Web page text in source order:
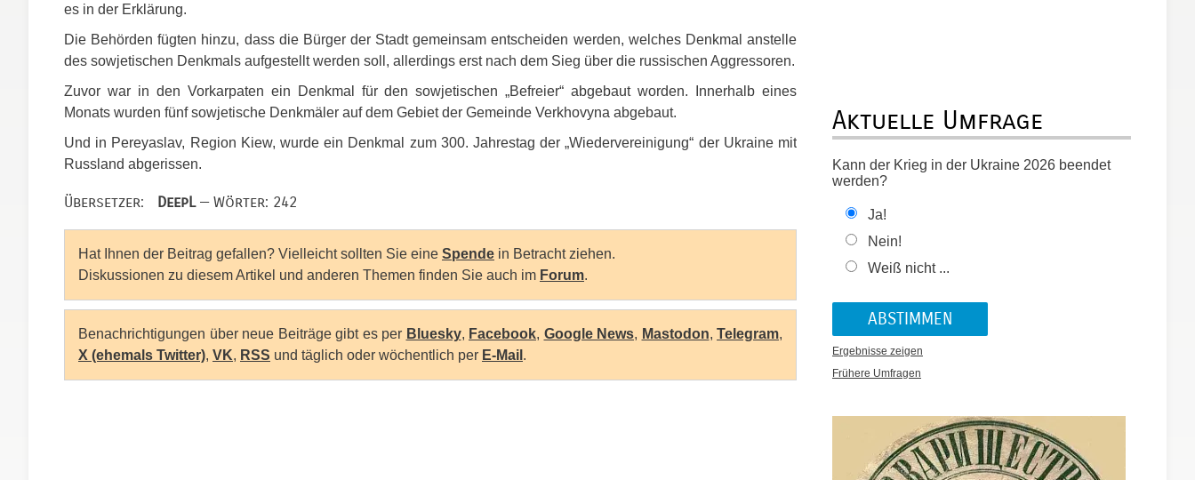
es in der Erklärung.
Die Behörden fügten hinzu, dass die Bürger der Stadt gemeinsam entscheiden werden, welches Denkmal anstelle
des sowjetischen Denkmals aufgestellt werden soll, allerdings erst nach dem Sieg über die russischen Aggressoren.
Zuvor war in den Vorkarpaten ein Denkmal für den sowjetischen „Befreier“ abgebaut worden. Innerhalb eines
Monats wurden fünf sowjetische Denkmäler auf dem Gebiet der Gemeinde Verkhovyna abgebaut.
Und in Pereyaslav, Region Kiew, wurde ein Denkmal zum 300. Jahrestag der „Wiedervereinigung“ der Ukraine mit
Russland abgerissen.
Übersetzer: DeepL— Wörter: 242
Hat Ihnen der Beitrag gefallen? Vielleicht sollten Sie eine Spende in Betracht ziehen.
Diskussionen zu diesem Artikel und anderen Themen finden Sie auch im Forum.
Benachrichtigungen über neue Beiträge gibt es per Bluesky, Facebook, Google News, Mastodon, Telegram,
X (ehemals Twitter), VK, RSS und täglich oder wöchentlich per E-Mail .
Aktuelle Umfrage
Kann der Krieg in der Ukraine 2026 beendet
werden?
Ja!
Nein!
Weiß nicht ...
Ergebnisse zeigen
Frühere Umfragen